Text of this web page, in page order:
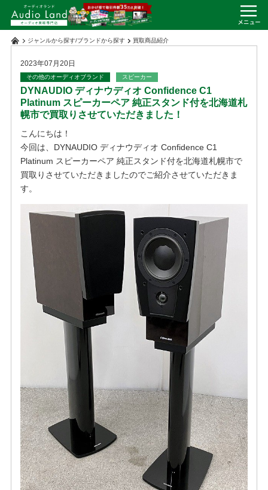
ジャンルから探す/ブランドから探す 買取商品紹介
2023年07月20日
その他のオーディオブランド スピーカー
DYNAUDIO ディナウディオ Confidence C1
Platinum スピーカーペア 純正スタンド付を北海道札
幌市で買取りさせていただきました！
こんにちは！
今回は、DYNAUDIO ディナウディオ Confidence C1
Platinum スピーカーペア 純正スタンド付を北海道札幌市で
買取りさせていただきましたのでご紹介させていただきま
す。